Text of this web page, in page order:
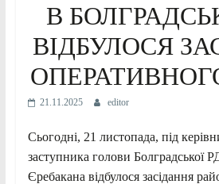
В
ВІДБУЛОСЯ
21.11.2025 editor
Сьогодні, 21 листопада, під
заступника голови Болградської
Єребакана відбулося засідання